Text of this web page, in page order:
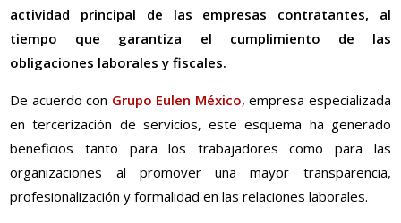
actividad principal de las empresas contratantes, al
tiempo que garantiza el cumplimiento de las
obligaciones laborales y fiscales.
De acuerdo con Grupo Eulen México, empresa especializada
en tercerización de servicios, este esquema ha generado
beneficios tanto para los trabajadores como para las
organizaciones al promover una mayor transparencia,
profesionalización y formalidad en las relaciones laborales.